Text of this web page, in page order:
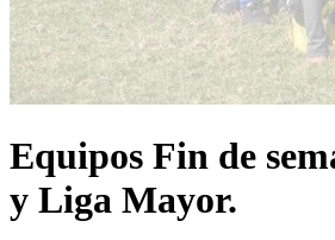
Equipos Fin de
y Liga Mayor.